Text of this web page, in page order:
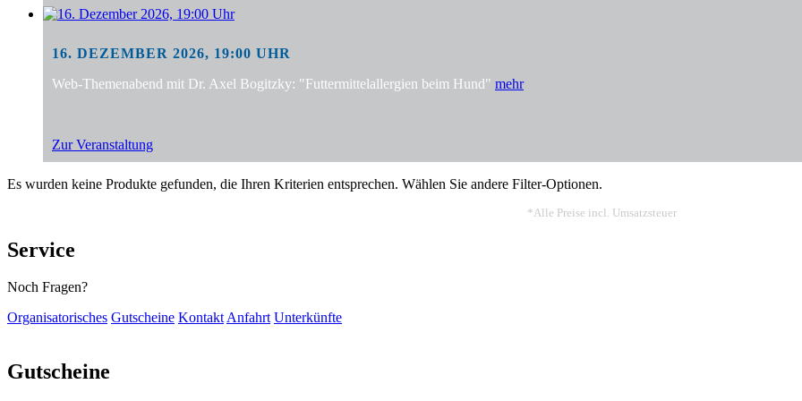
16. DEZEMBER 2026, 19:00 UHR
Web-Themenabend mit Dr. Axel Bogitzky: "Futtermittelallergien beim Hund" mehr
Zur Veranstaltung
Es wurden keine Produkte gefunden, die Ihren Kriterien entsprechen. Wählen Sie andere Filter-Optionen.
*Alle Preise incl. Umsatzsteuer
Service
Noch Fragen?
Organisatorisches Gutscheine KontaktAnfahrt Unterkünfte
Gutscheine